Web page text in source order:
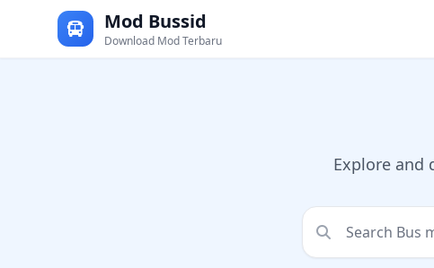
Mod Bussid
Download Mod Terbaru
Explore and